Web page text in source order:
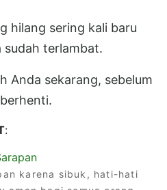
hilang sering kali baru
terlambat.
Anda sekarang, sebelum
:
karena sibuk, hati-hati